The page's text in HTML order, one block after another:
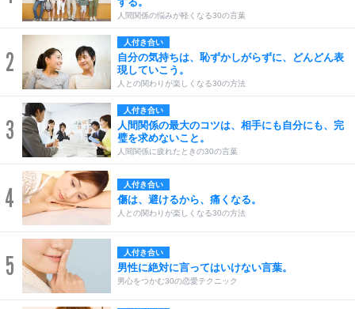
人間関係の悩みが軽くなる30の言葉
2
人付き合い
自分の気持ちは、恥ずかしがらずに、どんどん表
現していこう。
人との関わりが楽しくなる30の方法
3
人付き合い
人間関係の最大のコツは、相手にも自分にも、完
璧を求めないこと。
人間関係に疲れたときの30の言葉
4 人付き合い
傷は、避けるから、痛くなる。
人との関わりが楽しくなる30の方法
5 人付き合い
男性に絶対に言ってはいけない言葉。
男心をつかむ30の恋愛テクニック